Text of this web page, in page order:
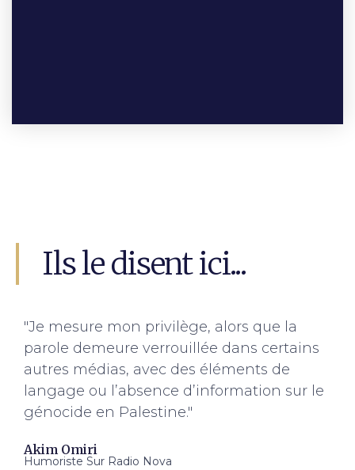
Ils le disent ici...
"Je mesure mon privilège, alors que la
parole demeure verrouillée dans certains
autres médias, avec des éléments de
langage ou l’absence d’information sur le
génocide en Palestine."
Akim Omiri
Humoriste Sur Radio Nova